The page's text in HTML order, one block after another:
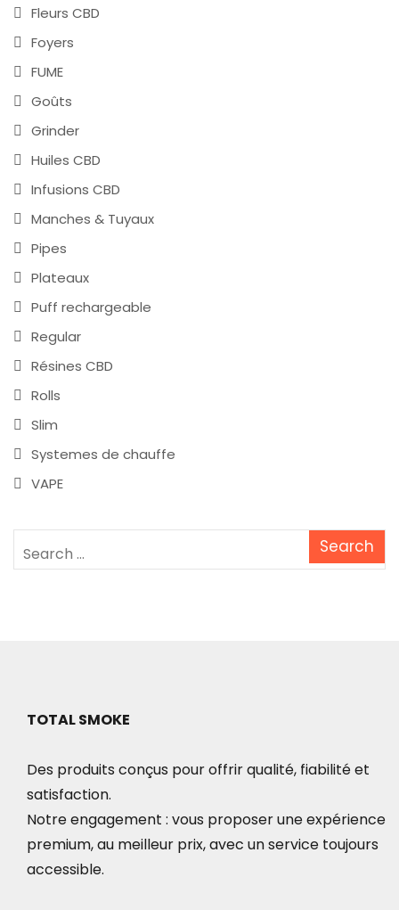
Fleurs CBD
Foyers
FUME
Goûts
Grinder
Huiles CBD
Infusions CBD
Manches & Tuyaux
Pipes
Plateaux
Puff rechargeable
Regular
Résines CBD
Rolls
Slim
Systemes de chauffe
VAPE
TOTAL SMOKE
Des produits conçus pour offrir qualité, fiabilité et
satisfaction.
Notre engagement : vous proposer une expérience
premium, au meilleur prix, avec un service toujours
accessible.